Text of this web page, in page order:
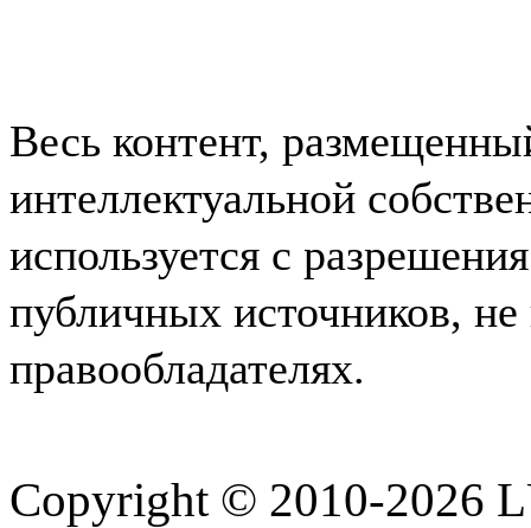
Весь контент,
интеллектуальной
используется с
публичных источников,
правообладателях.
Copyright © 2010-2026